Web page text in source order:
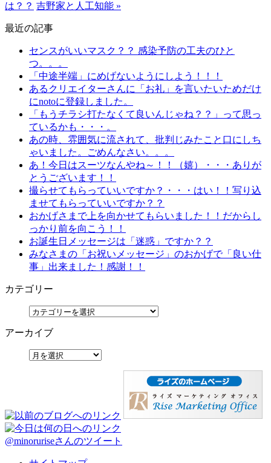
は？？ 吉野家と人工知能 »
最近の記事
センスがいいマスク？？ 感染予防の工夫のひと
つ。。。
「中途半端」にめげないようにしよう！！！
あるクリエイターさんに「お礼」を言いたいためだけ
にnotoに登録しました。
「もうチラシ打たなくて良いんじゃね？？」って思っ
ているかも・・・。
あの時、雰囲気に流されて、批判じみたこと口にしち
ゃいました。ごめんなさい。。。
あ！今日はスーツなんやね～！！（嬉）・・・ありが
とうございます！！
撮らせてもらっていいですか？・・・はい！！写り込
ませてもらっていいですか？？
おかげさまで上を向かせてもらいました！！だからし
っかり前を向こう！！
お誕生日メッセージは「迷惑」ですか？？
みなさまの「お祝いメッセージ」のおかげで「良い仕
事」出来ました！感謝！！
カテゴリー
アーカイブ
@minoruriseさんのツイート